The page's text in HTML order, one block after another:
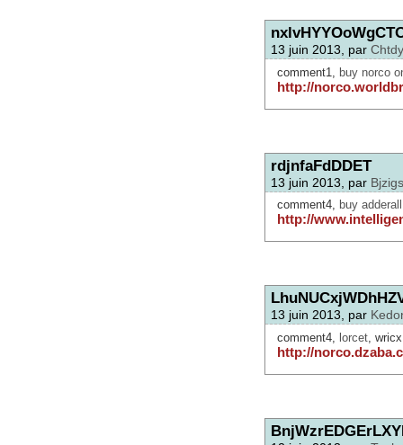
13 juin 2013, par
comment1, buy norco
http://
rdjnfaFdDDET
13 juin 2013, par
comment4, buy
http://
13 juin 2013, par
comment4, lorcet,
http://